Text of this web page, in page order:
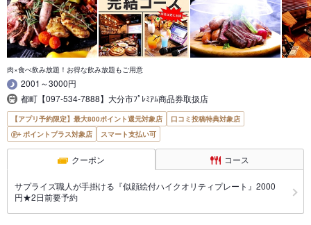
肉×食べ飲み放題！お得な飲み放題もご用意
2001～3000円
都町【097-534-7888】大分市ﾌﾟﾚﾐｱﾑ商品券取扱店
【アプリ予約限定】最大800ポイント還元対象店
口コミ投稿特典対象店
ポイントプラス対象店
スマート支払い可
クーポン コース
サプライズ職人が手掛ける『似顔絵付ハイクオリティプレート』2000
円★2日前要予約